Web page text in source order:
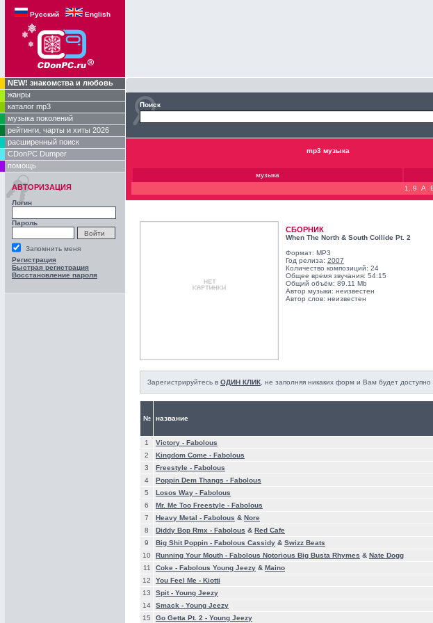
Русский English
NEW! знакомства и любовь
жанры
каталог mp3
музыка поколений
рейтинги, чарты и хиты 2026
расширенный поиск
CDonPC Dumper
помощь
АВТОРИЗАЦИЯ
Логин
Пароль
Запомнить меня
Регистрация
Быстрая регистрация
Восстановление пароля
Поиск
mp3 музыка
музыка
1..9
A
СБОРНИК
When The North & South Collide Pt. 2
Формат: MP3
Год релиза: 2007
Количество композиций: 24
Общее время звучания: 54:15
Общий объём: 89.11 Mb
Автор музыки: неизвестен
Автор слов: неизвестен
Зарегистрируйтесь в ОДИН КЛИК , не заполняя никаких форм и Вам будет доступно
№ название
1
Victory - Fabolous
2
Kingdom Come - Fabolous
3
Freestyle - Fabolous
4
Poppin Dem Thangs - Fabolous
5
Losos Way - Fabolous
6
Mr. Me Too Freestyle - Fabolous
7
Heavy Metal - Fabolous & Nore
8
Diddy Bop Rmx - Fabolous & Red Cafe
9
Big Shit Poppin - Fabolous Cassidy & Swizz Beats
10
Running Your Mouth - Fabolous Notorious Big Busta Rhymes & Nate Dogg
11
Coke - Fabolous Young Jeezy & Maino
12
You Feel Me - Kiotti
13
Spit - Young Jeezy
14
Smack - Young Jeezy
15
Go Getta Pt. 2 - Young Jeezy